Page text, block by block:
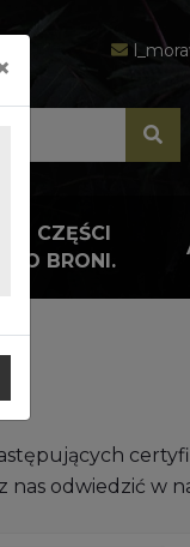
I CZĘŚCI
DO BRONI.
nas odwiedzić w